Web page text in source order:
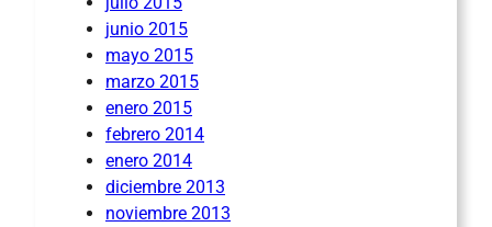
junio 2015
mayo 2015
marzo 2015
enero 2015
febrero 2014
enero 2014
diciembre 2013
noviembre 2013